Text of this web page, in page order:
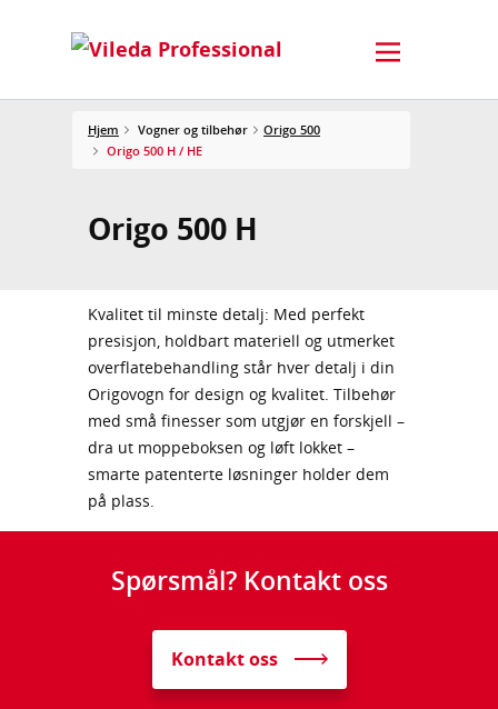
Hjem Vogner og tilbehør
Origo 500
Origo 500 H / HE
Origo 500 H
Kvalitet til minste detalj: Med perfekt
presisjon, holdbart materiell og utmerket
overflatebehandling står hver detalj i din
Origovogn for design og kvalitet. Tilbehør
med små finesser som utgjør en forskjell –
dra ut moppeboksen og løft lokket –
smarte patenterte løsninger holder dem
på plass.
Spørsmål? Kontakt oss
Kontakt oss